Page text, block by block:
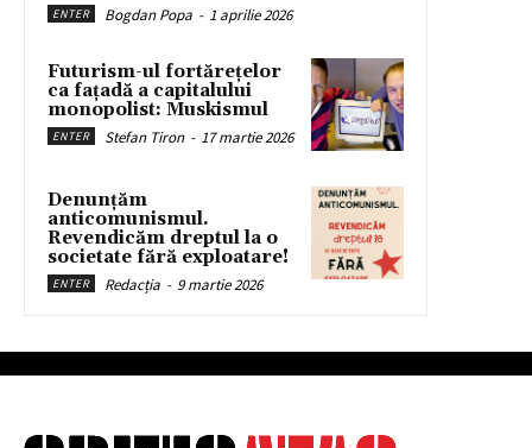
ENTER Bogdan Popa - 1 aprilie 2026
Futurism-ul fortărețelor
ca fațadă a capitalului
monopolist: Muskismul
ENTER Stefan Tiron - 17 martie 2026
Denunțăm
anticomunismul.
Revendicăm dreptul la o
societate fără exploatare!
ENTER Redacția - 9 martie 2026